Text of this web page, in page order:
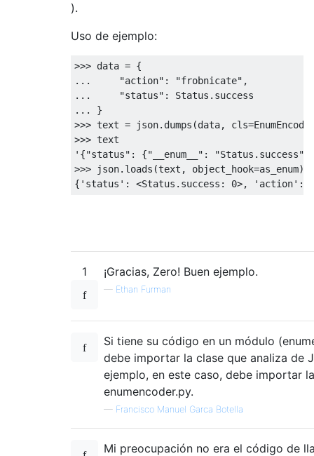
).
Uso de ejemplo:
>>>
...
"action" : "frobnicate"
...
"status"
...
>>>
>>>
'{"status": {"__enum__":
>>>
json.loads(text, object_hook=as_enum)
{ 'status' : <Status.success: 0>, 'action' :
1 ¡Gracias, Zero! Buen ejemplo.
— Ethan Furman
Si tiene su código en un módulo
debe importar la clase que analiza de
ejemplo, en este caso, debe importar
enumencoder.py.
— Francisco Manuel Garca Botella
Mi preocupación no era el código de